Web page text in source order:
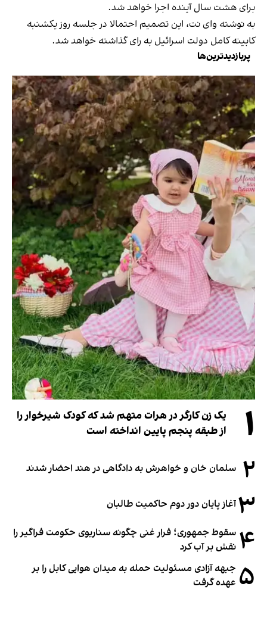
برای هشت سال آینده اجرا خواهد شد.
به نوشته وای نت، این تصمیم احتمالا در جلسه روز یکشنبه
کابینه کامل دولت اسرائیل به رای گذاشته خواهد شد.
پربازدیدترین‌ها
۱
یک زن کارگر در هرات متهم شد که کودک شیرخوار را
از طبقه پنجم پایین انداخته است
۲ سلمان خان و خواهرش به دادگاهی در هند احضار شدند
۳آغاز پایان دور دوم حاکمیت طالبان
۴ سقوط جمهوری؛ فرار غنی چگونه سناریوی حکومت فراگیر را
نقش بر آب کرد
۵ جبهه آزادی مسئولیت حمله به میدان هوایی کابل را بر
عهده گرفت